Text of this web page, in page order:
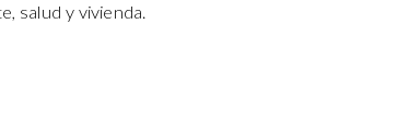
salud y vivienda.